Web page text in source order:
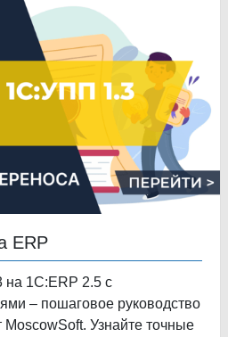
ERP
1С:ERP 2.5 с
– пошаговое руководство
Узнайте точные